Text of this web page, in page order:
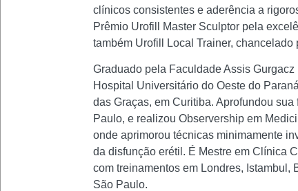
clínicos consistentes e aderência a
Prêmio Urofill Master Sculptor pela
também Urofill Local Trainer,
Graduado pela Faculdade Assis
Hospital Universitário do Oeste do
das Graças, em Curitiba. Aprofundou
Paulo, e realizou Observership em
onde aprimorou técnicas minimamente
da disfunção erétil. É Mestre em Clínica
com treinamentos em Londres,
São Paulo.